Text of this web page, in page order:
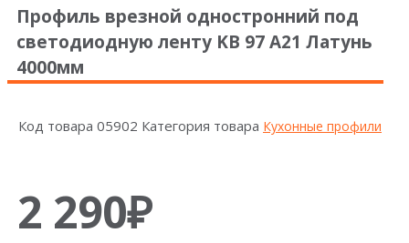
Профиль врезной одностронний под
светодиодную ленту KB 97 А21 Латунь
4000мм
Код товара 05902 Категория товара Кухонные профили
2 290₽